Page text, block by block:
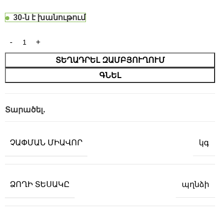
30-ն է խանութում
ՏԵՂԱԴՐԵԼ ԶԱՄԲՅՈՒՂՈՒՄ
ԳՆԵԼ
Տարածել․
ՉԱՓՄԱՆ ՄԻԱՎՈՐ կգ
ՁՈՂԻ ՏԵՍԱԿԸ պղնձի